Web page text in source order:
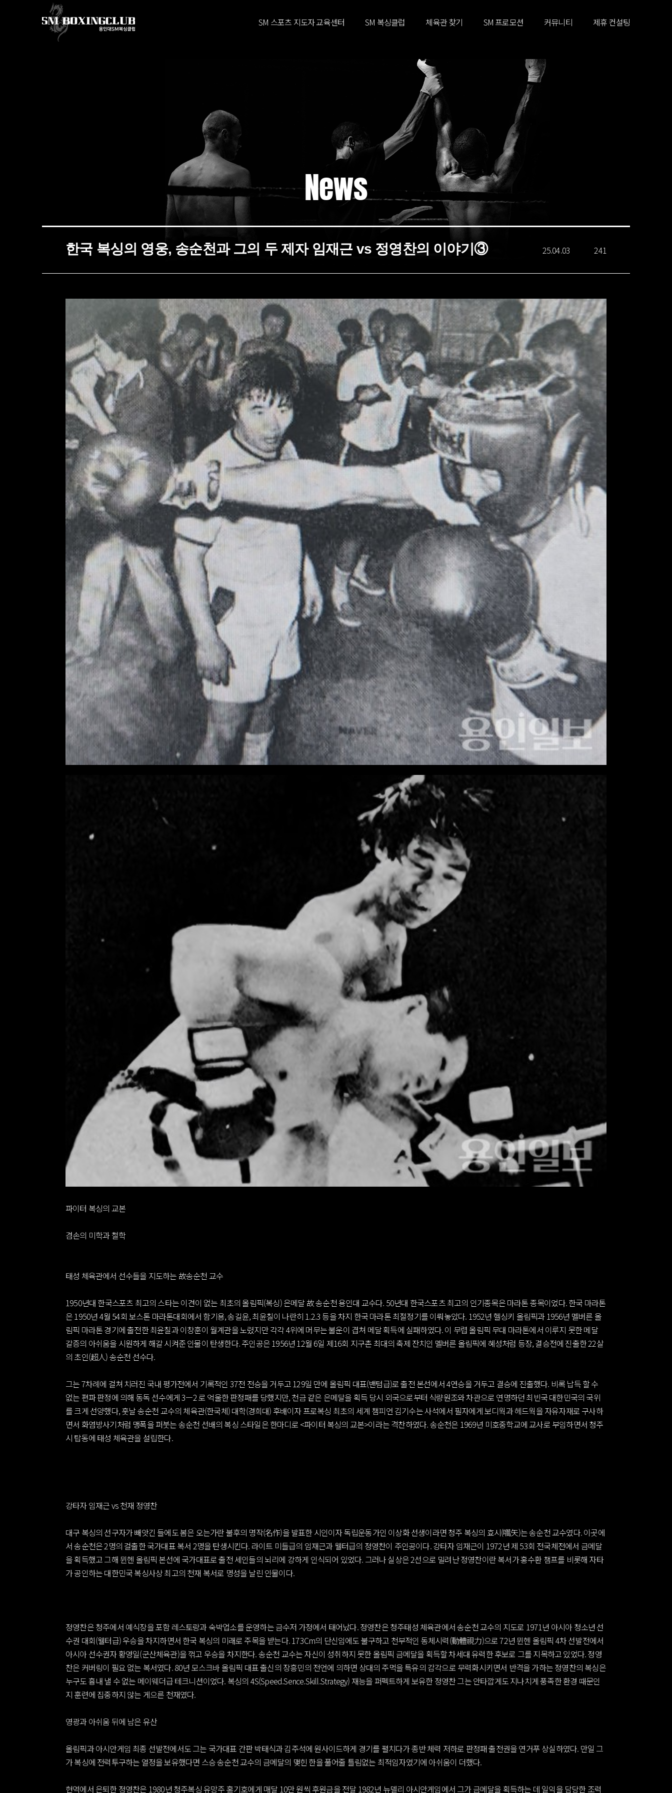
SM 스포츠 지도자 교육센터 SM 복싱클럽 체육관 찾기 SM 프로모션 커뮤니티 제휴 컨설팅
News
한국 복싱의 영웅, 송순천과 그의 두 제자 임재근 vs 정영찬의 이야기③ 25.04.03 241
파이터 복싱의 교본
겸손의 미학과 철학
태성 체육관에서 선수들을 지도하는 故송순천 교수
1950년대 한국스포츠 최고의 스타는 이견이 없는 최초의 올림픽(복싱) 은메달 故 송순천 용인대 교수다. 50년대 한국스포츠 최고의 인기종목은 마라톤 종목이었다. 한국 마라톤
은 1950년 4월 54회 보스톤 마라톤대회에서 함기용, 송길윤, 최윤칠이 나란히 1.2.3 등을 차지 한국 마라톤 최절정기를 이뤄놓았다. 1952년 헬싱키 올림픽과 1956년 멜버른 올
림픽 마라톤 경기에 출전한 최윤칠과 이창훈이 월계관을 노렸지만 각각 4위에 머무는 불운이 겹쳐 메달 획득에 실패하였다. 이 무렵 올림픽 무대 마라톤에서 이루지 못한 메달
갈증의 아쉬움을 시원하게 해갈 시켜준 인물이 탄생한다. 주인공은 1956년 12월 6일 제16회 지구촌 최대의 축제 잔치인 멜버른 올림픽에 혜성처럼 등장, 결승전에 진출한 22살
의 초인(超人) 송순천 선수다.
그는 7차례에 걸쳐 치러진 국내 평가전에서 기록적인 37전 전승을 거두고 129일 만에 올림픽 대표(밴텀급)로 출전 본선에서 4연승을 거두고 결승에 진출했다. 비록 납득 할 수
없는 편파 판정에 의해 동독 선수에게 3ㅡ2 로 억울한 판정패를 당했지만, 천금 같은 은메달을 획득 당시 외국으로부터 식량원조와 차관으로 연명하던 최빈국 대한민국의 국위
를 크게 선양했다, 훗날 송순천 교수의 체육관(한국체) 대학(경희대) 후배이자 프로복싱 최초의 세계 챔피언 김기수는 사석에서 필자에게 보디웍과 헤드웍을 자유자재로 구사하
면서 화염방사기처럼 맹폭을 퍼붓는 송순천 선배의 복싱 스타일은 한마디로 <파이터 복싱의 교본>이라는 격찬하였다. 송순천은 1969년 미호중학교에 교사로 부임하면서 청주
시 탑동에 태성 체육관을 설립한다.
강타자 임재근 vs 천재 정영찬
대구 복싱의 선구자가 빼앗긴 들에도 봄은 오는가란 불후의 명작(名作)을 발표한 시인이자 독립운동가인 이상화 선생이라면 청주 복싱의 효시(嚆矢)는 송순천 교수였다. 이곳에
서 송순천은 2명의 걸출한 국가대표 복서 2명을 탄생시킨다. 라이트 미들급의 임재근과 웰터급의 정영찬이 주인공이다. 강타자 임재근이 1972년 제 53회 전국체전에서 금메달
을 획득했고 그해 뮌헨 올림픽 본선에 국가대표로 출전 세인들의 뇌리에 강하게 인식되어 있었다. 그러나 실상은 2선으로 밀려난 정영찬이란 복서가 홍수환 챔프를 비롯해 자타
가 공인하는 대한민국 복싱사상 최고의 천재 복서로 명성을 날린 인물이다.
정영찬은 청주에서 예식장을 포함 레스토랑과 숙박업소를 운영하는 금수저 가정에서 태어났다. 정영찬은 청주태성 체육관에서 송순천 교수의 지도로 1971년 아시아 청소년 선
수권 대회(웰터급) 우승을 차지하면서 한국 복싱의 미래로 주목을 받는다. 173Cm의 단신임에도 불구하고 천부적인 동체시력(動體視力)으로 72년 뮌헨 올림픽 4차 선발전에서
아시아 선수권자 황영일(군산체육관)을 꺾고 우승을 차지한다. 송순천 교수는 자신이 성취하지 못한 올림픽 금메달을 획득할 차세대 유력한 후보로 그를 지목하고 있었다. 정영
찬은 커버링이 필요 없는 복서였다. 80년 모스크바 올림픽 대표 출신의 장흥민의 전언에 의하면 상대의 주먹을 특유의 감각으로 무력화시키면서 반격을 가하는 정영찬의 복싱은
누구도 흉내 낼 수 없는 메이웨더급 테크니션이었다. 복싱의 4S(Speed.Sence.Skill.Strategy) 재능을 퍼펙트하게 보유한 정영찬 그는 안타깝게도 지나치게 풍족한 환경 때문인
지 훈련에 집중하지 않는 게으른 천재였다.
영광과 아쉬움 뒤에 남은 유산
올림픽과 아시안게임 최종 선발전에서도 그는 국가대표 간판 박태식과 김주석에 원사이드하게 경기를 펼치다가 종반 체력 저하로 판정패 출전권을 연거푸 상실하였다. 만일 그
가 복싱에 전력투구하는 열정을 보유했다면 스승 송순천 교수의 금메달의 맺힌 한을 풀어줄 틀림없는 최적임자였기에 아쉬움이 더했다.
현역에서 은퇴한 정영찬은 1980년 청주복싱 유망주 홍기호에게 매달 10만 원씩 후원금을 전달 1982년 뉴델리 아시안게임에서 그가 금메달을 획득하는 데 일익을 담당한 조력